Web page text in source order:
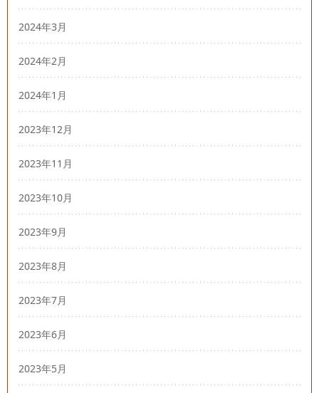
2024年3月
2024年2月
2024年1月
2023年12月
2023年11月
2023年10月
2023年9月
2023年8月
2023年7月
2023年6月
2023年5月